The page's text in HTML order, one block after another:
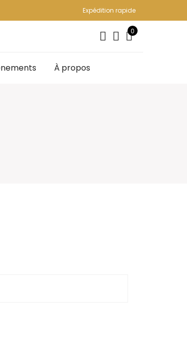
Expédition rapide
0
À propos